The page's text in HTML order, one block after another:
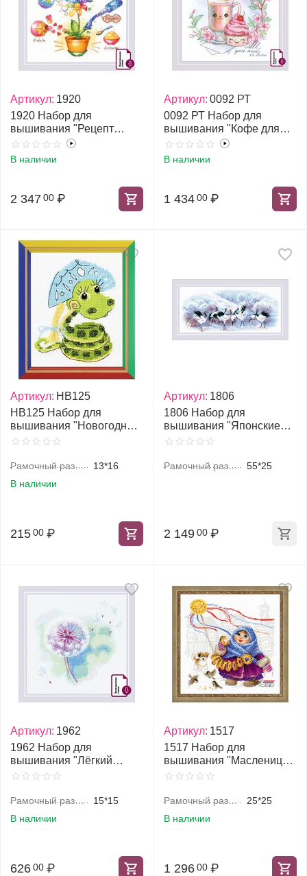
Артикул: 1920
1920 Набор для
вышивания "Рецепт
счастья"
В наличии
2 347 00 ₽
Артикул: 0092 РТ
0092 РТ Набор для
вышивания "Кофе для
влюбленных"
В наличии
1 434 00 ₽
Артикул: НВ125
НВ125 Набор для
вышивания "Новогодняя
змейка"
Рамочный размер, см
13*16
В наличии
215 00 ₽
Артикул: 1806
1806 Набор для
вышивания "Японские
журавли"
Рамочный размер, см 55*25
2 149 00 ₽
Артикул: 1962
1962 Набор для
вышивания "Лёгкий
ветерок"
Рамочный размер, см
15*15
В наличии
626 00 ₽
Артикул: 1517
1517 Набор для
вышивания "Масленица.
Бублики"
Рамочный размер, см
25*25
В наличии
1 296 00 ₽